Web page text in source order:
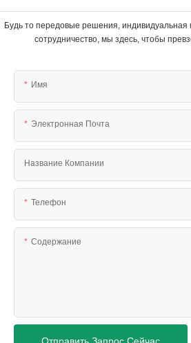
Будь то передовые решения,
сотрудничество, мы здесь, чтобы
Имя
Электронная Почта
Название Компании
Телефон
Содержание
Отправить Запрос Сейчас